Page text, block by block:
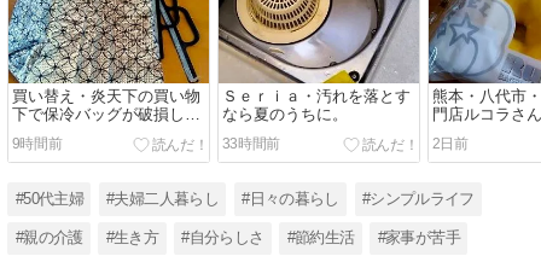
買い替え・炎天下の買い物
下で保冷バッグが破損し
て・・
9時間前
Ｓｅｒｉａ・汚れを落とす
なら夏のうちに。
33時間前
熊本・八代市
門店ルコラさ
ーグルで・・
2日前
#50代主婦 #夫婦二人暮らし #日々の暮らし #シンプルライフ
#親の介護 #生き方 #自分らしさ #節約生活 #家事が苦手